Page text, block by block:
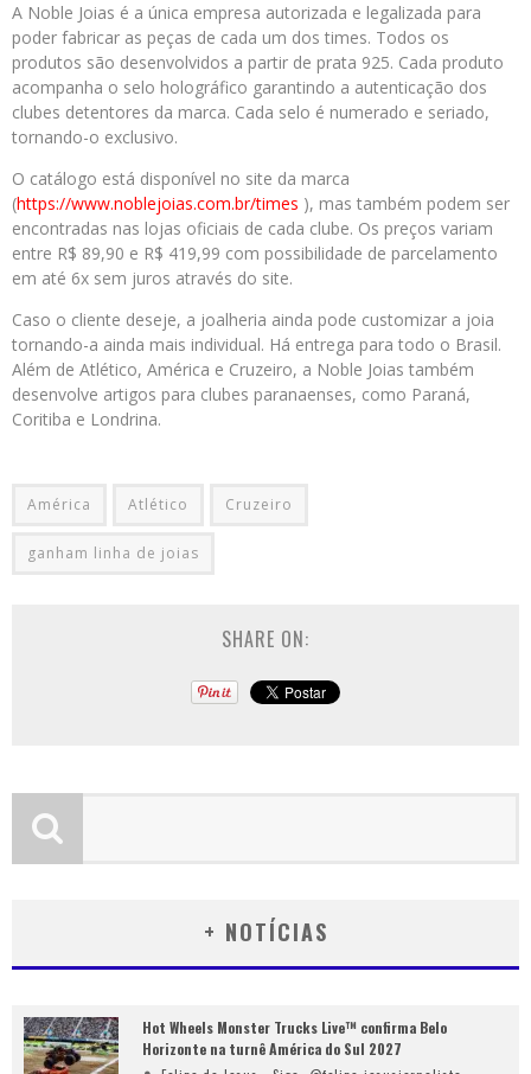
A Noble Joias é a única empresa autorizada e legalizada para
poder fabricar as peças de cada um dos times. Todos os
produtos são desenvolvidos a partir de prata 925. Cada produto
acompanha o selo holográfico garantindo a autenticação dos
clubes detentores da marca. Cada selo é numerado e seriado,
tornando-o exclusivo.
O catálogo está disponível no site da marca
(https://www.noblejoias.com.br/times ), mas também podem ser
encontradas nas lojas oficiais de cada clube. Os preços variam
entre R$ 89,90 e R$ 419,99 com possibilidade de parcelamento
em até 6x sem juros através do site.
Caso o cliente deseje, a joalheria ainda pode customizar a joia
tornando-a ainda mais individual. Há entrega para todo o Brasil.
Além de Atlético, América e Cruzeiro, a Noble Joias também
desenvolve artigos para clubes paranaenses, como Paraná,
Coritiba e Londrina.
América Atlético Cruzeiro
ganham linha de joias
SHARE ON:
+ NOTÍCIAS
Hot Wheels Monster Trucks Live™ confirma Belo
Horizonte na turnê América do Sul 2027